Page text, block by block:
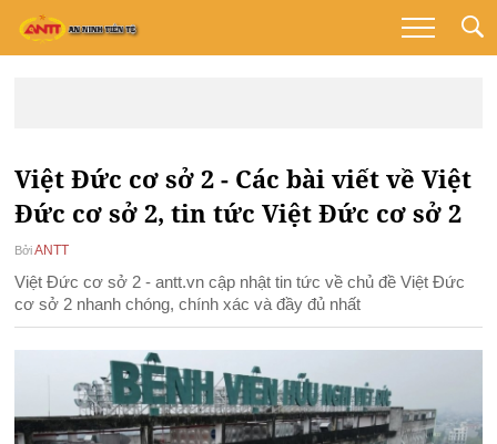
Việt Đức cơ sở 2 - Các bài viết về Việt
Đức cơ sở 2, tin tức Việt Đức cơ sở 2
Bởi ANTT
Việt Đức cơ sở 2 - antt.vn cập nhật tin tức về chủ đề Việt Đức
cơ sở 2 nhanh chóng, chính xác và đầy đủ nhất